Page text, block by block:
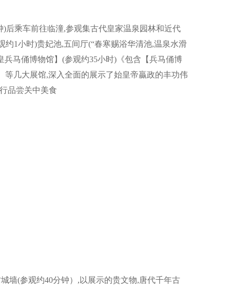
后乘车前往临潼,参观集古代皇家温泉园林和近代
1小时)贵妃池,五间厅(“春寒赐浴华清池,温泉水滑
马俑博物馆】(参观约35小时)《包含【兵马俑博
几大展馆,深入全面的展示了始皇帝贏政的丰功伟
品尝关中美食
墙(参观约40分钟）,以展示的贵文物,唐代千年古